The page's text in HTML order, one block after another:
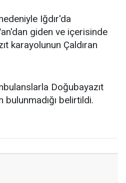
Iğdır'da
giden ve içerisinde
karayolunun Çaldıran
Doğubayazıt
bulunmadığı belirtildi.